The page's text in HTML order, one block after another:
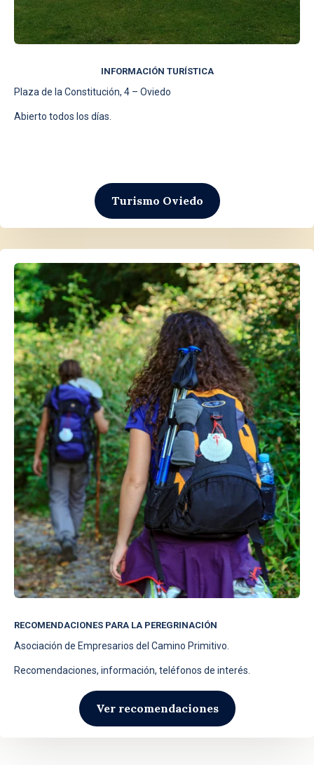
INFORMACIÓN TURÍSTICA
Plaza de la Constitución, 4 – Oviedo
Abierto todos los días.
Turismo Oviedo
RECOMENDACIONES PARA LA PEREGRINACIÓN
Asociación de Empresarios del Camino Primitivo.
Recomendaciones, información, teléfonos de interés.
Ver recomendaciones